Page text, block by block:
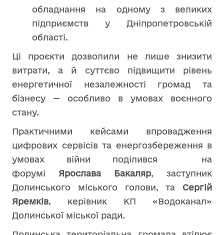
обладнання на одному з великих
підприємств у Дніпропетровській
області.
Ці проєкти дозволили не лише знизити
витрати, а й суттєво підвищити рівень
енергетичної незалежності громад та
бізнесу — особливо в умовах воєнного
стану.
Практичними кейсами впровадження
цифрових сервісів та енергозбереження в
умовах війни поділився на
форумі Ярослава Бакаляр, заступник
Долинського міського голови, та Сергій
Яремків, керівник КП «Водоканал»
Долинської міської ради.